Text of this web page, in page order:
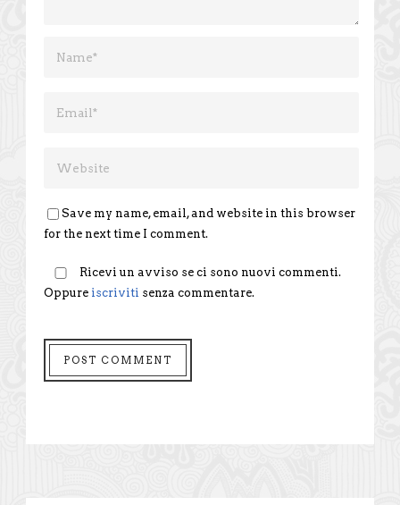
Save my name, email, and website in this browser
for the next time I comment.
Ricevi un avviso se ci sono nuovi commenti.
Oppure iscriviti senza commentare.